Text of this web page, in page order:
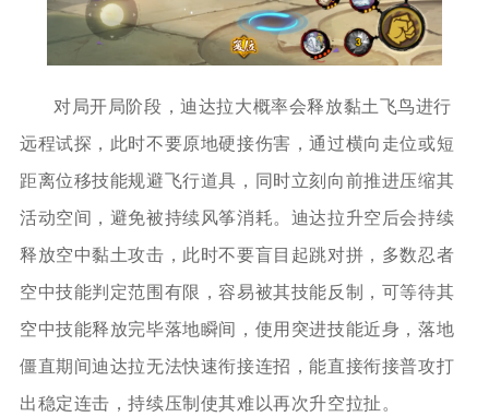
对局开局阶段，迪达拉大概率会释放黏土飞鸟进行
远程试探，此时不要原地硬接伤害，通过横向走位或短
距离位移技能规避飞行道具，同时立刻向前推进压缩其
活动空间，避免被持续风筝消耗。迪达拉升空后会持续
释放空中黏土攻击，此时不要盲目起跳对拼，多数忍者
空中技能判定范围有限，容易被其技能反制，可等待其
空中技能释放完毕落地瞬间，使用突进技能近身，落地
僵直期间迪达拉无法快速衔接连招，能直接衔接普攻打
出稳定连击，持续压制使其难以再次升空拉扯。